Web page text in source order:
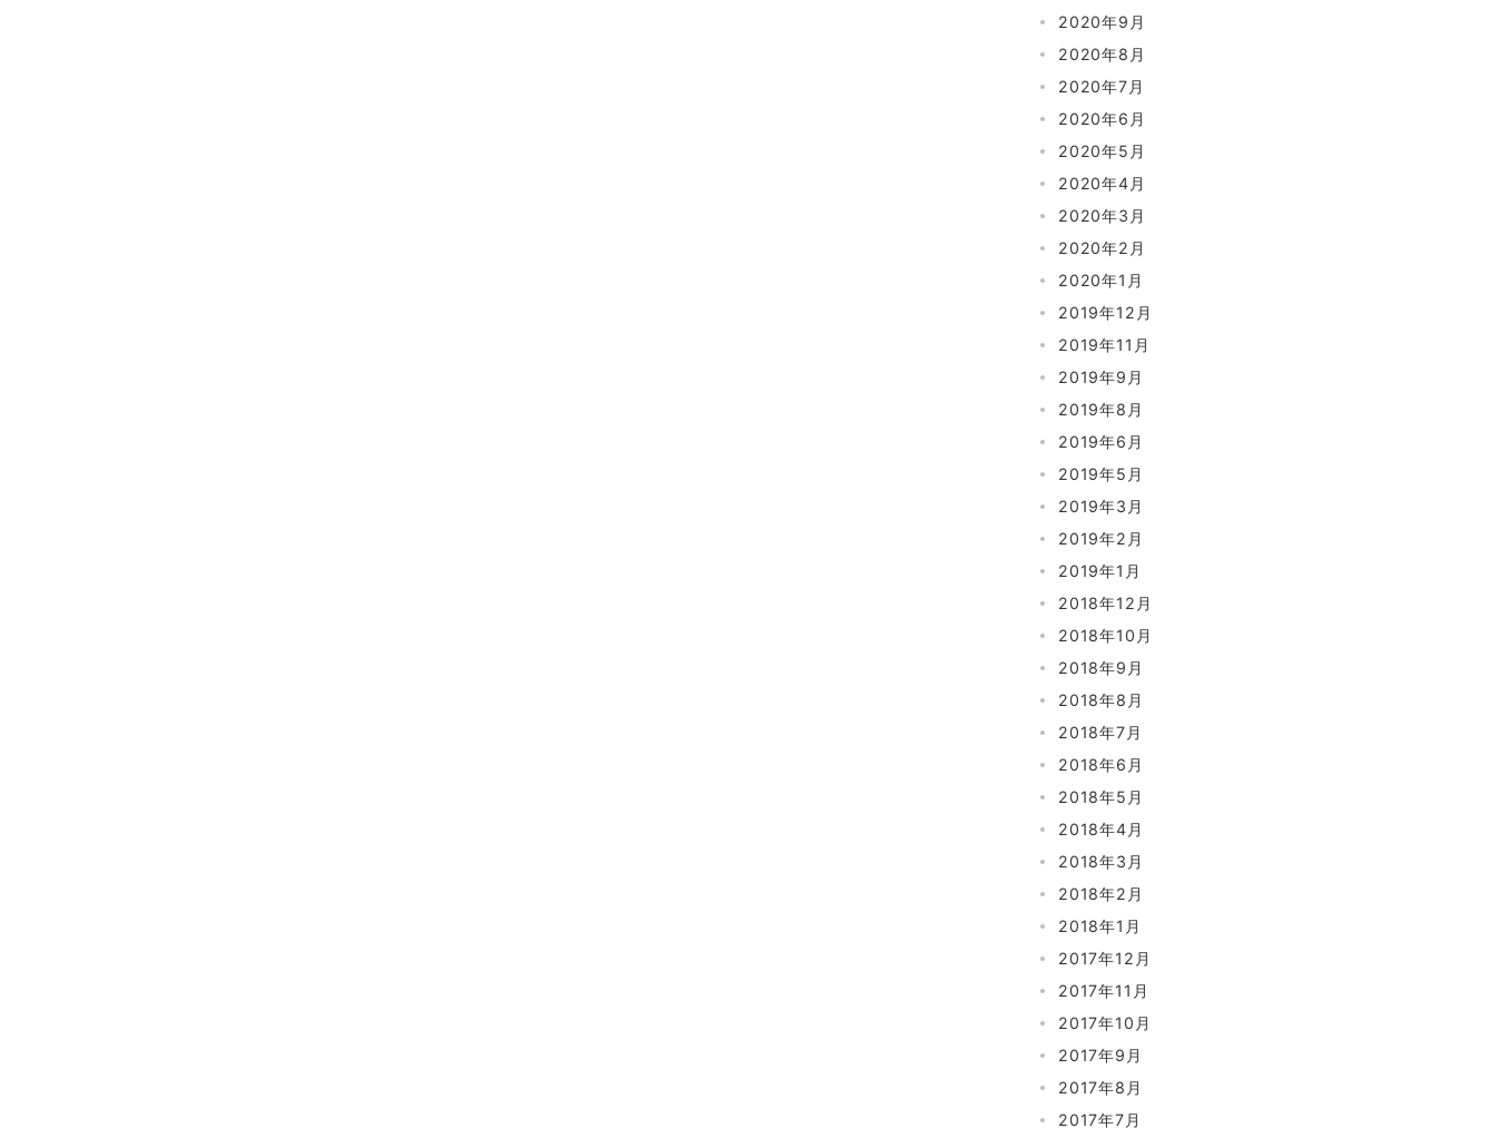
2020年9月
2020年8月
2020年7月
2020年6月
2020年5月
2020年4月
2020年3月
2020年2月
2020年1月
2019年12月
2019年11月
2019年9月
2019年8月
2019年6月
2019年5月
2019年3月
2019年2月
2019年1月
2018年12月
2018年10月
2018年9月
2018年8月
2018年7月
2018年6月
2018年5月
2018年4月
2018年3月
2018年2月
2018年1月
2017年12月
2017年11月
2017年10月
2017年9月
2017年8月
2017年7月